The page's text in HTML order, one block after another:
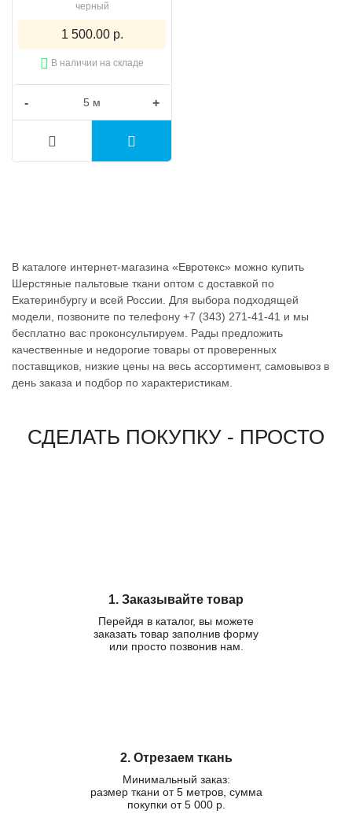
черный
1 500.00 р.
В наличии на складе
- +
В каталоге интернет-магазина «Евротекс» можно купить
Шерстяные пальтовые ткани оптом с доставкой по
Екатеринбургу и всей России. Для выбора подходящей
модели, позвоните по телефону +7 (343) 271-41-41 и мы
бесплатно вас проконсультируем. Рады предложить
качественные и недорогие товары от проверенных
поставщиков, низкие цены на весь ассортимент, самовывоз в
день заказа и подбор по характеристикам.
СДЕЛАТЬ ПОКУПКУ - ПРОСТО
1. Заказывайте товар
Перейдя в каталог, вы можете
заказать товар заполнив форму
или просто позвонив нам.
2. Отрезаем ткань
Минимальный заказ:
размер ткани от 5 метров, сумма
покупки от 5 000 р.